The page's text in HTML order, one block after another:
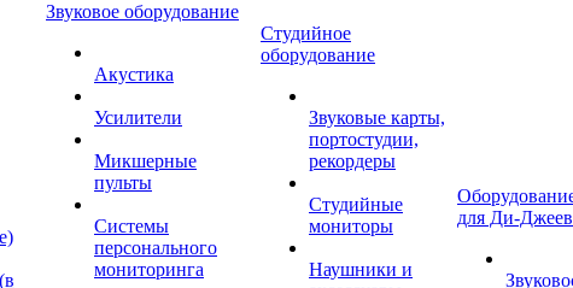
Звуковое оборудование
Акустика
Усилители
Микшерные
пульты
Системы
персонального
мониторинга
Студийное
оборудование
Звуковые карты,
портостудии,
рекордеры
Студийные
мониторы
Наушники и
для Ди-Джеев